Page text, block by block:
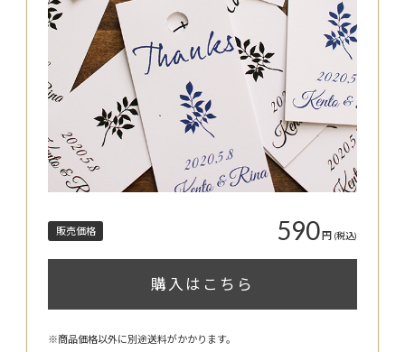
販売価格 590円 (税込)
購入はこちら
※商品価格以外に別途送料がかかります。